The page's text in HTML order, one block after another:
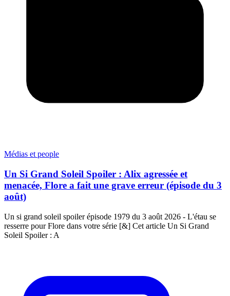
Médias et people
Un Si Grand Soleil Spoiler : Alix agressée et
menacée, Flore a fait une grave erreur (épisode du 3
août)
Un si grand soleil spoiler épisode 1979 du 3 août 2026 - L'étau se
resserre pour Flore dans votre série [&] Cet article Un Si Grand
Soleil Spoiler : A